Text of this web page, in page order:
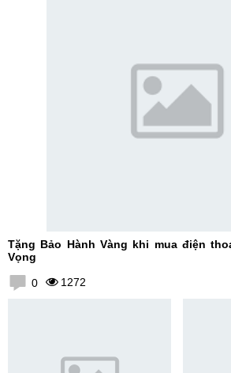
Tặng Bảo Hành Vàng khi mua điện
Vọng
0 1272